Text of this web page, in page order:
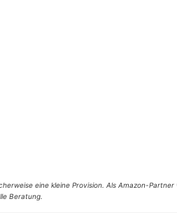
eine kleine Provision. Als Amazon-
Beratung.